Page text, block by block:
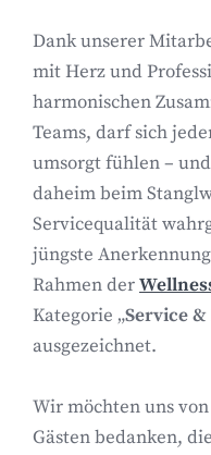
Dank unserer
mit Herz und
harmonischen
Teams, darf sich
umsorgt fühlen –
daheim beim
Servicequalität
jüngste
Rahmen der
Kategorie „Service &
ausgezeichnet.
Wir möchten uns
Gästen bedanken,